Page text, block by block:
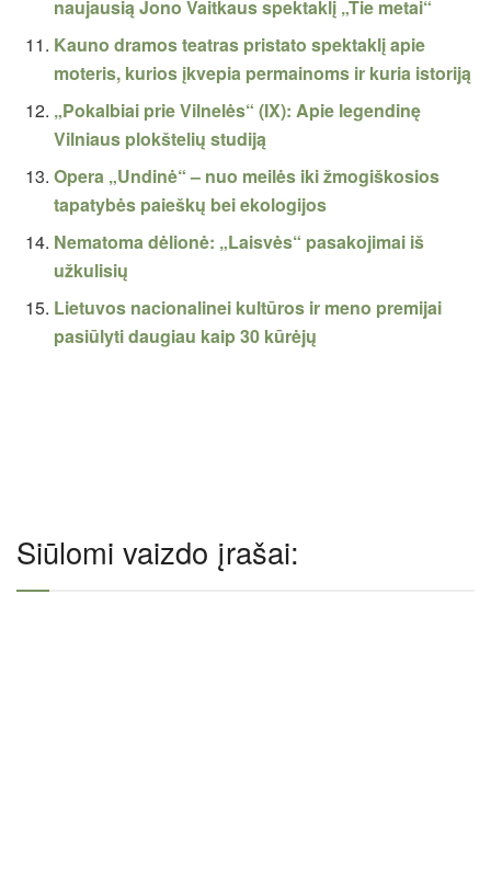
naujausią Jono Vaitkaus spektaklį „Tie metai“
Kauno dramos teatras pristato spektaklį apie
moteris, kurios įkvepia permainoms ir kuria istoriją
„Pokalbiai prie Vilnelės“ (IX): Apie legendinę
Vilniaus plokštelių studiją
Opera „Undinė“ – nuo meilės iki žmogiškosios
tapatybės paieškų bei ekologijos
Nematoma dėlionė: „Laisvės“ pasakojimai iš
užkulisių
Lietuvos nacionalinei kultūros ir meno premijai
pasiūlyti daugiau kaip 30 kūrėjų
Siūlomi vaizdo įrašai: